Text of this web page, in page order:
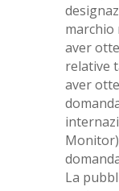
marchio
aver
relative
aver
La